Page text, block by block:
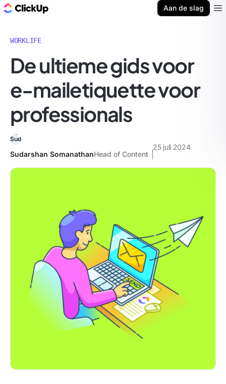
Aan de slag
WORKLIFE
De ultieme gids voor
e-mailetiquette voor
professionals
Sudarshan SomanathanHead of Content
25 juli 2024